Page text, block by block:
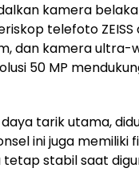
kamera
telefoto
dan kamera ultra-
50 MP
tarik utama,
ini juga memiliki
tetap stabil saat